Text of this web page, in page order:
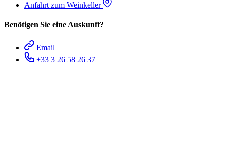
Anfahrt zum Weinkeller
Benötigen Sie eine Auskunft?
Email
+33 3 26 58 26 37